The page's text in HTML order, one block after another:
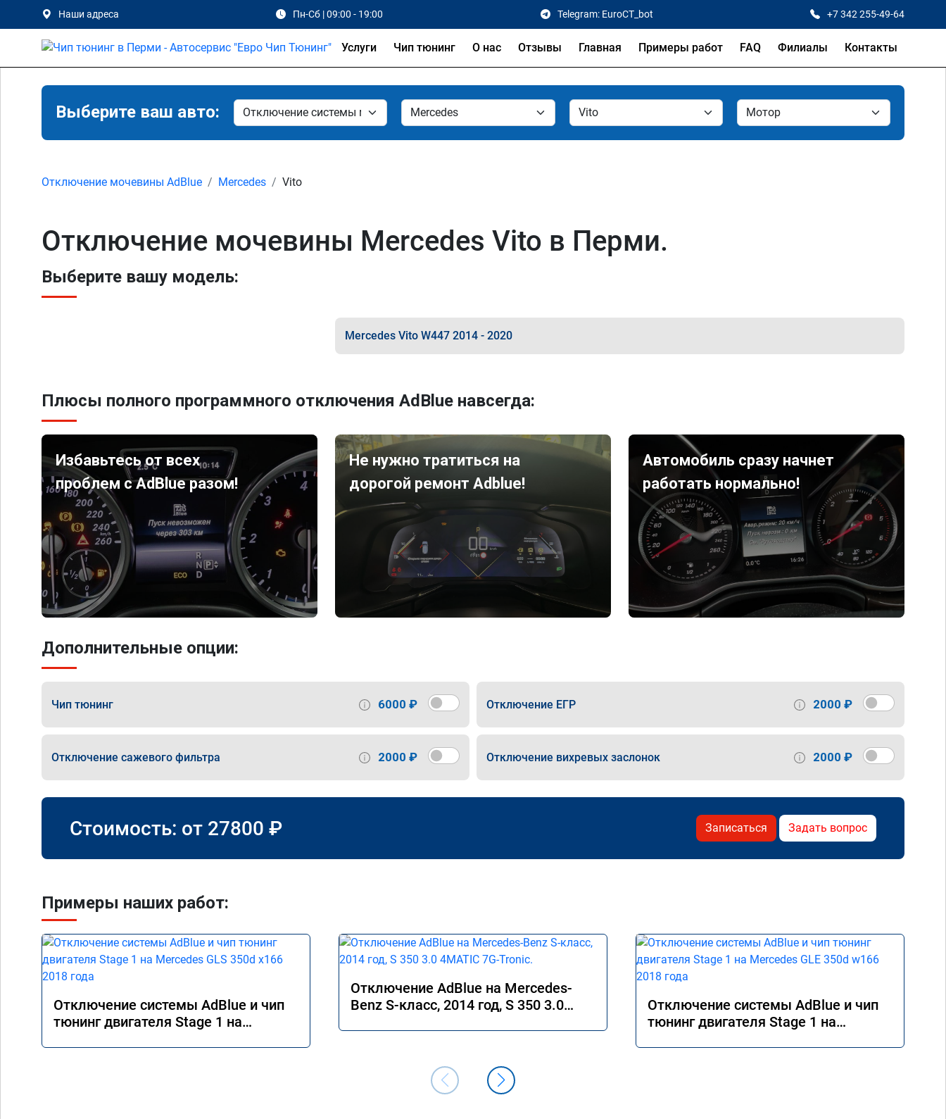
Наши адреса Пн-Сб | 09:00 - 19:00 Telegram: EuroCT_bot +7 342 255-49-64
Услуги Чип тюнинг О нас Отзывы Главная Примеры работ FAQ Филиалы Контакты
Выберите ваш авто:
Отключение мочевины AdBlue Mercedes Vito
Отключение мочевины Mercedes Vito в Перми.
Выберите вашу модель:
Mercedes Vito W447 2014 - 2020
Плюсы полного программного отключения AdBlue навсегда:
Избавьтесь от всех
проблем с AdBlue разом!
Не нужно тратиться на
дорогой ремонт Adblue!
Автомобиль сразу начнет
работать нормально!
Дополнительные опции:
Чип тюнинг 6000 ₽ Отключение ЕГР 2000 ₽
Отключение сажевого фильтра 2000 ₽ Отключение вихревых заслонок 2000 ₽
Стоимость: от 27800 ₽ Записаться Задать вопрос
Примеры наших работ:
Отключение системы AdBlue и чип
тюнинг двигателя Stage 1 на
Отключение AdBlue на Mercedes-
Benz S-класс, 2014 год, S 350 3.0
Отключение системы AdBlue и чип
тюнинг двигателя Stage 1 на